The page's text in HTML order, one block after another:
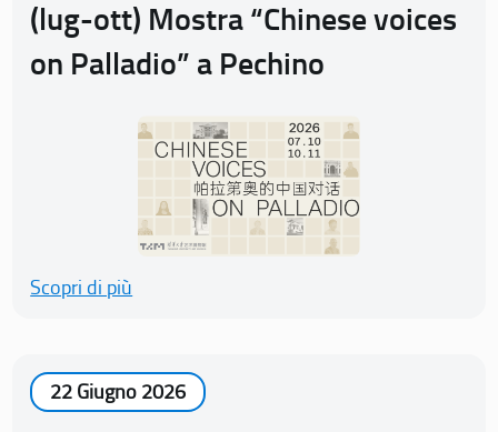
(lug-ott) Mostra “Chinese voices
on Palladio” a Pechino
Scopri di più
22 Giugno 2026